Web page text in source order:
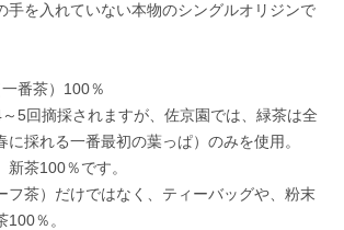
手を入れていない本物のシングルオリジンで
番茶）100％
5回摘採されますが、佐京園では、緑茶は全
に採れる一番最初の葉っぱ）のみを使用。
茶100％です。
フ茶）だけではなく、ティーバッグや、粉末
％。